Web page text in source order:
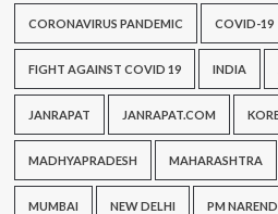
CORONAVIRUS PANDEMIC COVID-19
FIGHT AGAINST COVID 19 INDIA
JANRAPAT JANRAPAT.COM
MADHYAPRADESH MAHARASHTRA
MUMBAI NEW DELHI PM